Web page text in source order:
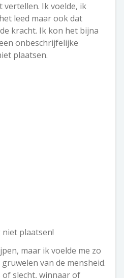
vertellen. Ik voelde, ik
leed maar ook dat
kracht. Ik kon het bijna
onbeschrijfelijke
plaatsen.
plaatsen!
maar ik voelde me zo
van de mensheid.
of slecht, winnaar of